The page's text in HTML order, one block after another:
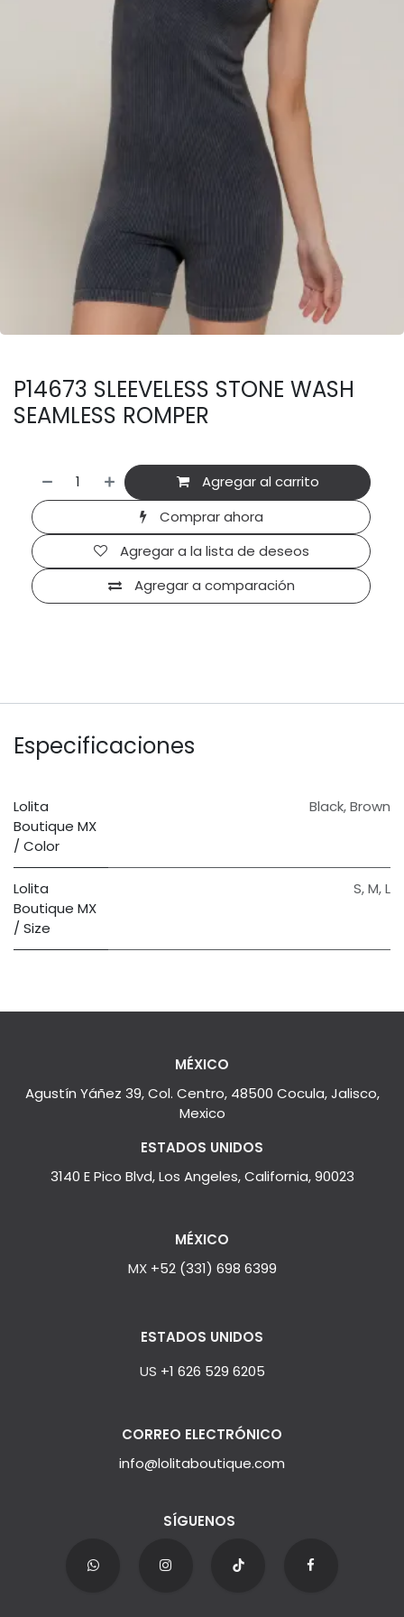
P14673 SLEEVELESS STONE WASH
SEAMLESS ROMPER
Agregar al carrito
Comprar ahora
Agregar a comparación
Agregar a la lista de deseos
Especificaciones
Lolita
Boutique MX
/ Color
Black,Brown
Lolita
Boutique MX
/ Size
S,M,L
MÉXICO
Agustín Yáñez 39, Col. Centro, 48500 Cocula, Jalisco,
Mexico
ESTADOS UNIDOS
3140 E Pico Blvd, Los Angeles, California, 90023
MÉXICO
MX +52 (331) 698 6399
ESTADOS UNIDOS
US +1 626 529 6205
CORREO ELECTRÓNICO
info@lolitaboutique.com
SÍGUENOS